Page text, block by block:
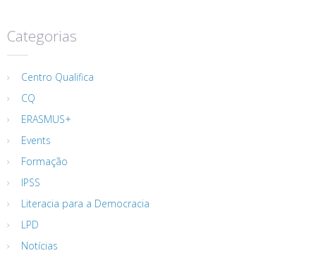
Categorias
Centro Qualifica
CQ
ERASMUS+
Events
Formação
IPSS
Literacia para a Democracia
LPD
Notícias